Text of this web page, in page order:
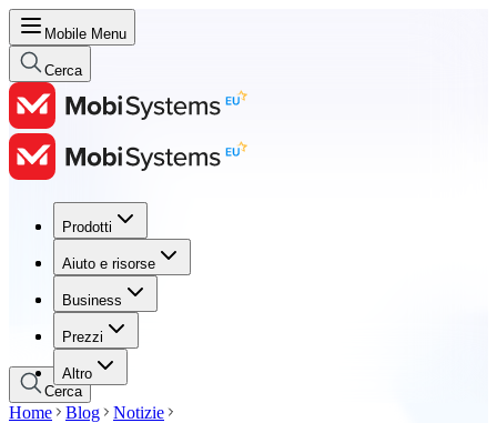
Mobile Menu
Cerca
Prodotti
Aiuto e risorse
Business
Prezzi
Altro
Prodotti
Aiuto e risorse
Business
Prezzi
Cerca
Home Blog
Notizie